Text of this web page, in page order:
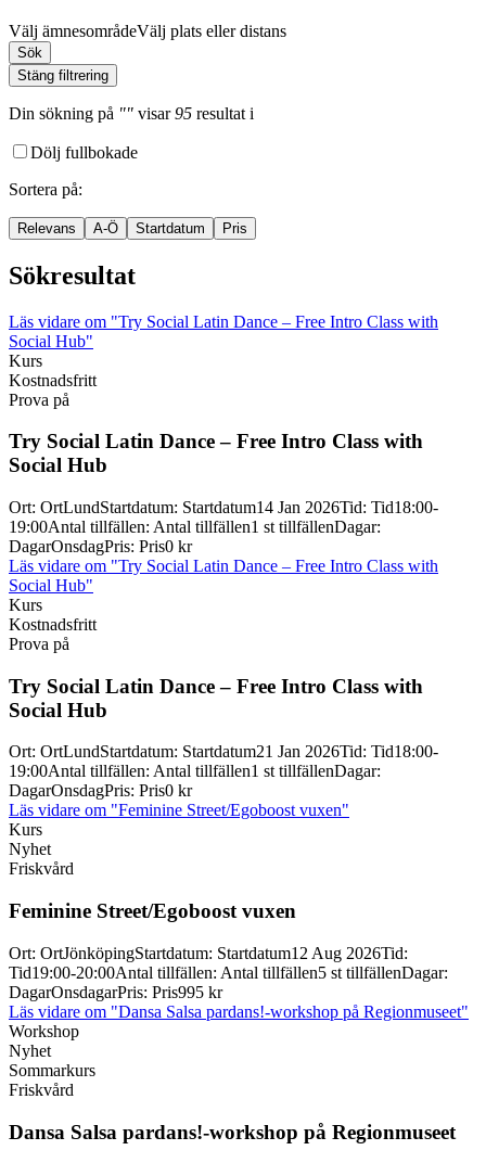
Välj ämnesområdeVälj plats eller distans
Sök
Stäng filtrering
Din sökning på "" visar95 resultat i
Dölj fullbokade
Sortera på:
Relevans A-Ö Startdatum Pris
Sökresultat
Läs vidare om "Try Social Latin Dance – Free Intro Class with
Social Hub"
Kurs
Kostnadsfritt
Prova på
Try Social Latin Dance – Free Intro Class with
Social Hub
Ort: OrtLundStartdatum: Startdatum14 Jan 2026Tid: Tid18:00-
19:00Antal tillfällen: Antal tillfällen1 st tillfällenDagar:
DagarOnsdagPris: Pris0 kr
Läs vidare om "Try Social Latin Dance – Free Intro Class with
Social Hub"
Kurs
Kostnadsfritt
Prova på
Try Social Latin Dance – Free Intro Class with
Social Hub
Ort: OrtLundStartdatum: Startdatum21 Jan 2026Tid: Tid18:00-
19:00Antal tillfällen: Antal tillfällen1 st tillfällenDagar:
DagarOnsdagPris: Pris0 kr
Läs vidare om "Feminine Street/Egoboost vuxen"
Kurs
Nyhet
Friskvård
Feminine Street/Egoboost vuxen
Ort: OrtJönköpingStartdatum: Startdatum12 Aug 2026Tid:
Tid19:00-20:00Antal tillfällen: Antal tillfällen5 st tillfällenDagar:
DagarOnsdagarPris: Pris995 kr
Läs vidare om "Dansa Salsa pardans!-workshop på Regionmuseet"
Workshop
Nyhet
Sommarkurs
Friskvård
Dansa Salsa pardans!-workshop på Regionmuseet